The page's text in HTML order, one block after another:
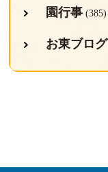
園行事(385)
お東ブログ